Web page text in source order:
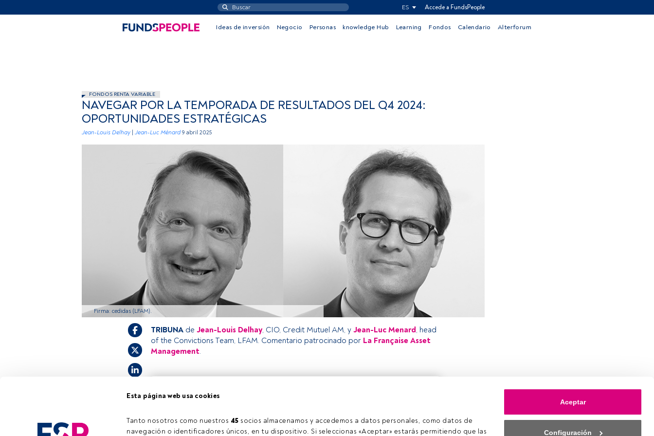
Esta página web usa cookies
Tanto nosotros como nuestros 45 socios almacenamos y accedemos a datos personales, como datos de
navegación o identificadores únicos, en tu dispositivo. Si seleccionas «Aceptar» estarás permitiendo que las
Aceptar
Configuración
ES Accede a FundsPeople
Ideas de inversión Negocio Personas knowledge Hub Learning Fondos Calendario Alterforum
FONDOS RENTA VARIABLE
NAVEGAR POR LA TEMPORADA DE RESULTADOS DEL Q4 2024:
OPORTUNIDADES ESTRATÉGICAS
Jean-Louis Delhay Jean-Luc Ménard 9 abril 2025
Firma: cedidas (LFAM).
TRIBUNA de Jean-Louis Delhay, CIO, Credit Mutuel AM, y Jean-Luc Menard, head
of the Convictions Team, LFAM. Comentario patrocinado por La Française Asset
Management.
estás registrado, accede desde el botón Login. Si aún no tienes cuenta, te
Accede a FundsPeople